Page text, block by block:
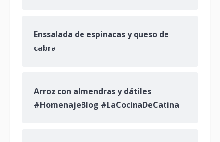
Enssalada de espinacas y queso de
cabra
Arroz con almendras y dátiles
#HomenajeBlog #LaCocinaDeCatina